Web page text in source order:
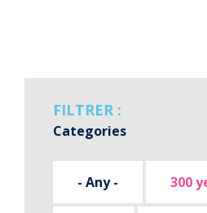
FILTRER :
Categories
- Any - 300